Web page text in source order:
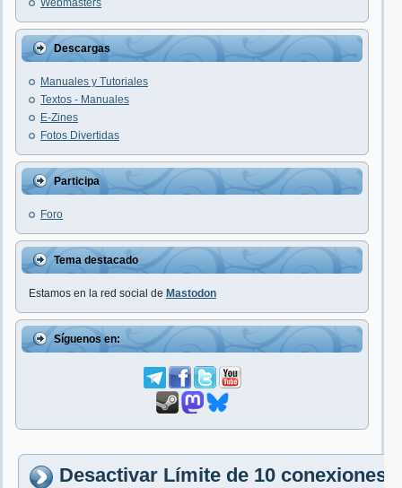
Webmasters
Descargas
Manuales y Tutoriales
Textos - Manuales
E-Zines
Fotos Divertidas
Participa
Foro
Tema destacado
Estamos en la red social de Mastodon
Síguenos en:
Desactivar Límite de 10 conexiones